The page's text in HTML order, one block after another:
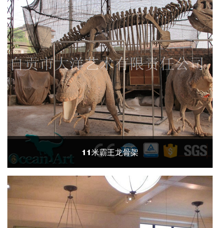
11米霸王龙骨架